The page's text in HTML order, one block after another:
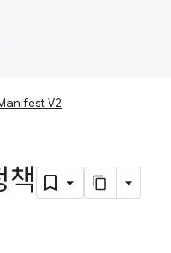
V2
책